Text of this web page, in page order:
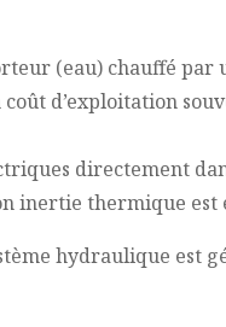
(eau) chauffé par
d’exploitation
directement
inertie thermique est
hydraulique